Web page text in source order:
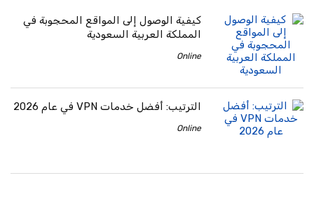
كيفية الوصول إلى المواقع المحجوبة في
المملكة العربية السعودية
Online
الترتيب: أفضل خدمات VPN في عام 2026
Online